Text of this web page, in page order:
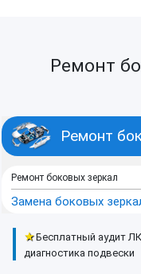
Ремонт
Ремонт
Ремонт боковых зеркал
Замена боковых
★Бесплатный аудит
диагностика подвески